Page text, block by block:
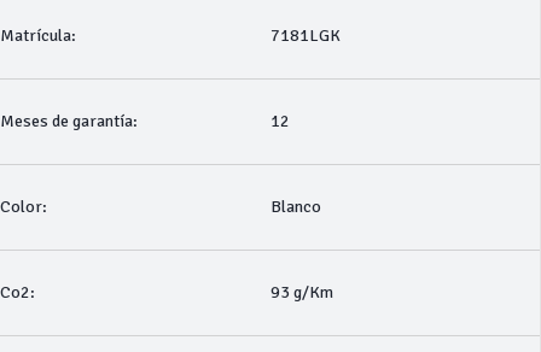
Matrícula: 7181LGK
Meses de garantía: 12
Color: Blanco
Co2: 93 g/Km